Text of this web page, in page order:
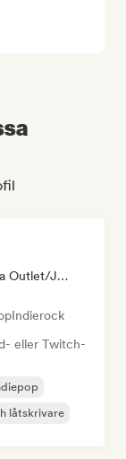
Youtube/Twitch Channel, Media Outlet/Journalist
Indierock
eller Twitch-
låtskrivare